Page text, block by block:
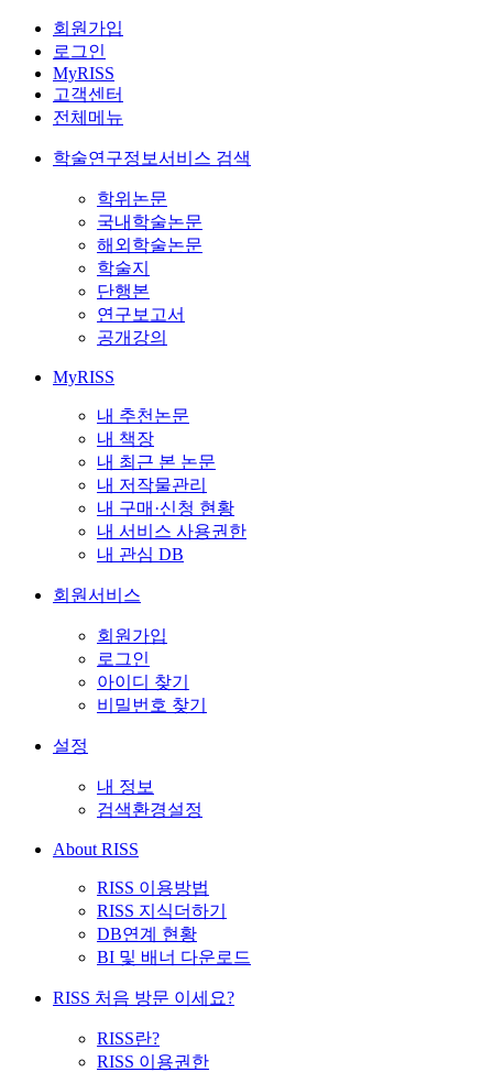
회원가입
로그인
MyRISS
고객센터
전체메뉴
학술연구정보서비스 검색
학위논문
국내학술논문
해외학술논문
학술지
단행본
연구보고서
공개강의
MyRISS
내 추천논문
내 책장
내 최근 본 논문
내 저작물관리
내 구매·신청 현황
내 서비스 사용권한
내 관심 DB
회원서비스
회원가입
로그인
아이디 찾기
비밀번호 찾기
설정
내 정보
검색환경설정
About RISS
RISS 이용방법
RISS 지식더하기
DB연계 현황
BI 및 배너 다운로드
RISS 처음 방문 이세요?
RISS란?
RISS 이용권한